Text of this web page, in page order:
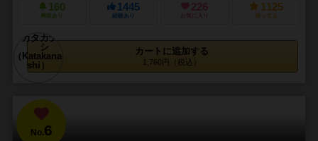
160
興味あり
1445
経験あり
226
お気に入り
1125
持ってる
カートに追加する
1,760円（税込）
No.6